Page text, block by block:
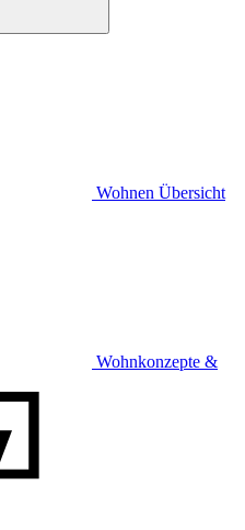
Wohnen Übersicht
Wohnkonzepte &